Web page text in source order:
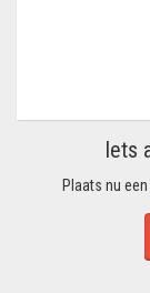
Iets
Plaats nu